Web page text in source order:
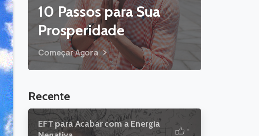
10 Passos para Sua
Prosperidade
Começar Agora
Recente
EFT para Acabar com a Energia
-